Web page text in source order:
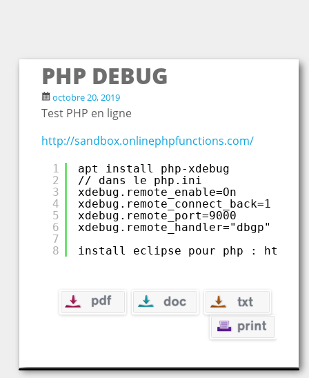
PHP DEBUG
octobre 20, 2019
Test PHP en ligne
http://sandbox.onlinephpfunctions.com/
1
2
3
4
5
6
7
8
apt install php-xdebug
// dans le php.ini
xdebug.remote_enable=On
xdebug.remote_connect_back=1
xdebug.remote_port=9000
xdebug.remote_handler="dbgp"
install eclipse pour php :